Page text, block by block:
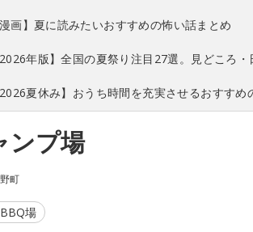
漫画】夏に読みたいおすすめの怖い話まとめ
2026年版】全国の夏祭り注目27選。見どころ・
2026夏休み】おうち時間を充実させるおすすめ
ンプ場
町
場